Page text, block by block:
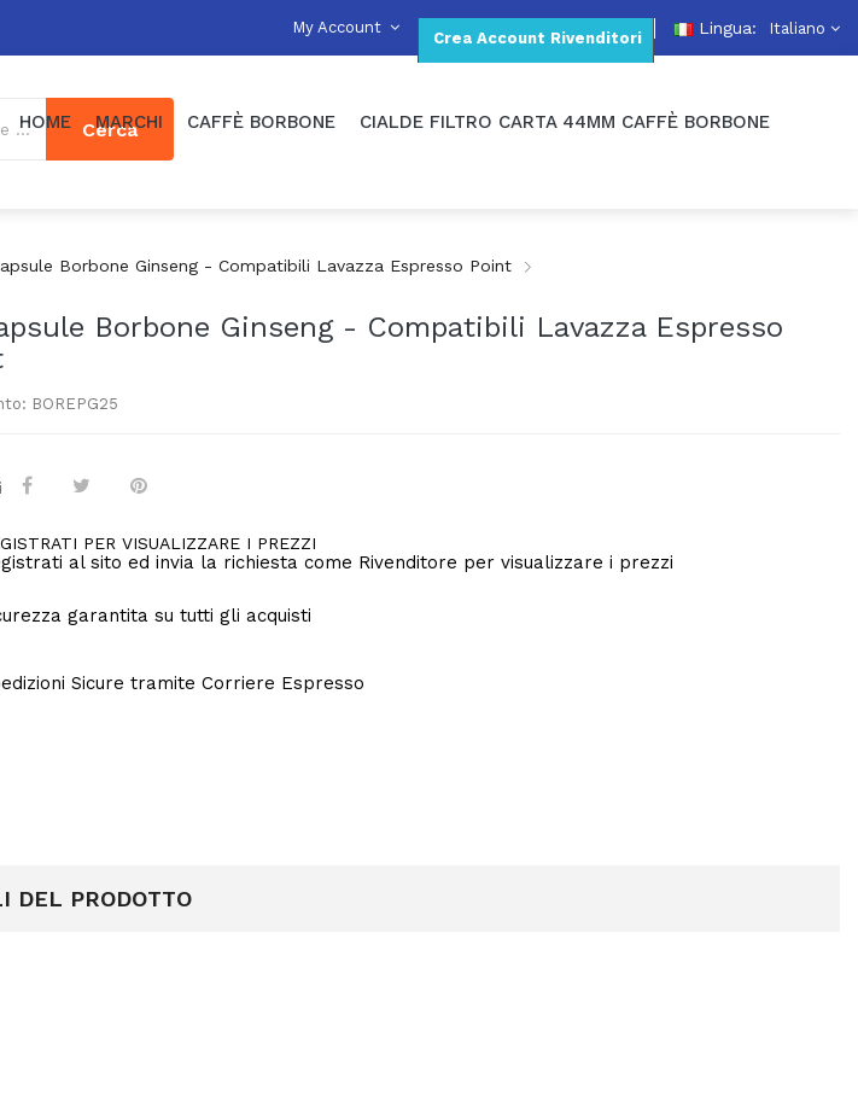
Lingua: Italiano
Crea Account Rivenditori
My Account
Cerca
HOME MARCHI CAFFÈ BORBONE CIALDE FILTRO CARTA 44MM CAFFÈ BORBONE
Borbone Ginseng - Compatibili Lavazza Espresso Point
Borbone Ginseng - Compatibili Lavazza Espresso
BOREPG25
PER VISUALIZZARE I PREZZI
al sito ed invia la richiesta come Rivenditore per visualizzare i prezzi
garantita su tutti gli acquisti
Sicure tramite Corriere Espresso
DEL PRODOTTO